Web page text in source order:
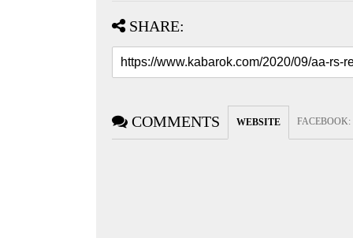
SHARE:
COMMENTS WEBSITE FACEBOOK: